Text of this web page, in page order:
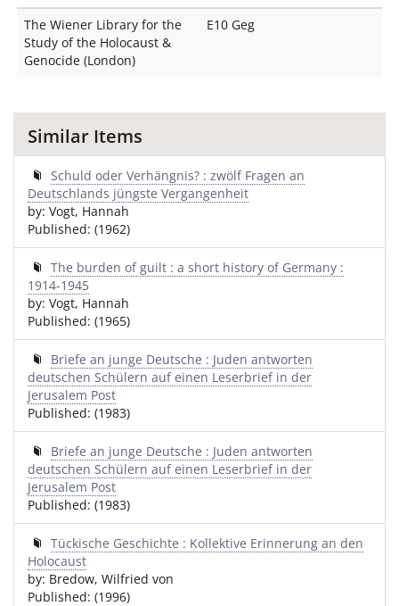
The Wiener Library for the
Study of the Holocaust &
Genocide (London)
E10 Geg
Similar Items
Schuld oder Verhängnis? : zwölf Fragen an
Deutschlands jüngste Vergangenheit
by: Vogt, Hannah
Published: (1962)
The burden of guilt : a short history of Germany :
1914-1945
by: Vogt, Hannah
Published: (1965)
Briefe an junge Deutsche : Juden antworten
deutschen Schülern auf einen Leserbrief in der
Jerusalem Post
Published: (1983)
Briefe an junge Deutsche : Juden antworten
deutschen Schülern auf einen Leserbrief in der
Jerusalem Post
Published: (1983)
Tückische Geschichte : Kollektive Erinnerung an den
Holocaust
by: Bredow, Wilfried von
Published: (1996)